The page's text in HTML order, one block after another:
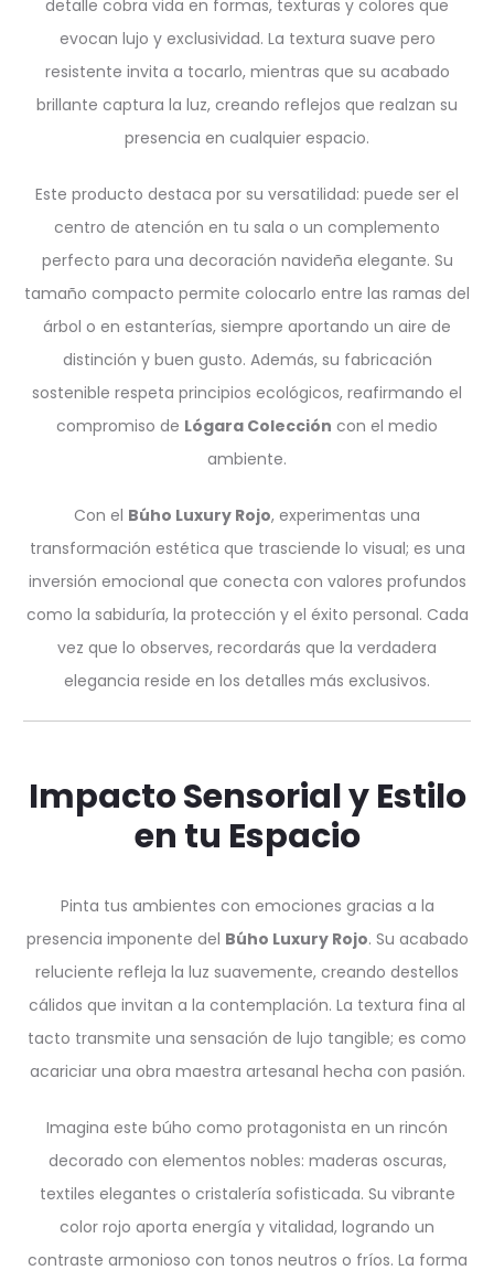
detalle cobra vida en formas, texturas y colores que
evocan lujo y exclusividad. La textura suave pero
resistente invita a tocarlo, mientras que su acabado
brillante captura la luz, creando reflejos que realzan su
presencia en cualquier espacio.
Este producto destaca por su versatilidad: puede ser el
centro de atención en tu sala o un complemento
perfecto para una decoración navideña elegante. Su
tamaño compacto permite colocarlo entre las ramas del
árbol o en estanterías, siempre aportando un aire de
distinción y buen gusto. Además, su fabricación
sostenible respeta principios ecológicos, reafirmando el
compromiso de Lógara Colección con el medio
ambiente.
Con el Búho Luxury Rojo, experimentas una
transformación estética que trasciende lo visual; es una
inversión emocional que conecta con valores profundos
como la sabiduría, la protección y el éxito personal. Cada
vez que lo observes, recordarás que la verdadera
elegancia reside en los detalles más exclusivos.
Impacto Sensorial y Estilo
en tu Espacio
Pinta tus ambientes con emociones gracias a la
presencia imponente del Búho Luxury Rojo. Su acabado
reluciente refleja la luz suavemente, creando destellos
cálidos que invitan a la contemplación. La textura fina al
tacto transmite una sensación de lujo tangible; es como
acariciar una obra maestra artesanal hecha con pasión.
Imagina este búho como protagonista en un rincón
decorado con elementos nobles: maderas oscuras,
textiles elegantes o cristalería sofisticada. Su vibrante
color rojo aporta energía y vitalidad, logrando un
contraste armonioso con tonos neutros o fríos. La forma